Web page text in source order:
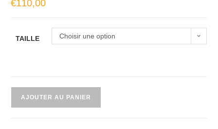
€110,00
TAILLE Choisir une option
AJOUTER AU PANIER